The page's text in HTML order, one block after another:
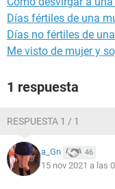
Días fértiles de una
Días no fértiles de
Me visto de mujer y
1 respuesta
RESPUESTA 1 / 1
a_Gn 46
15 nov 2021 a las